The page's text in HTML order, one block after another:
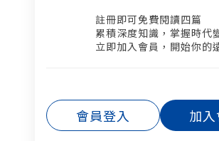
註冊即可免費閱讀四篇​
累積深度知識，掌握時代
立即加入會員，開始你的
會員登入 加